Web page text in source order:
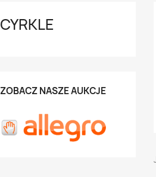
CYRKLE
ZOBACZ NASZE AUKCJE